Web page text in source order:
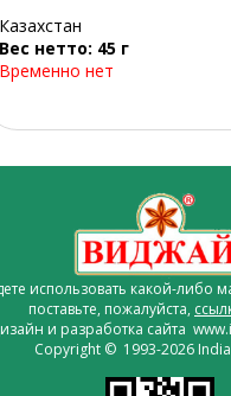
Казахстан
Вес нетто: 45 г
Временно нет
использовать какой-либо
поставьте, пожалуйста,
и разработка сайта
Copyright © 1993-2026